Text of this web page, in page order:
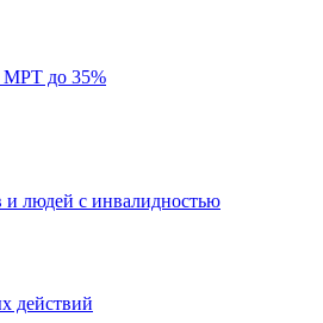
МРТ до 35%
и людей с инвалидностью
действий